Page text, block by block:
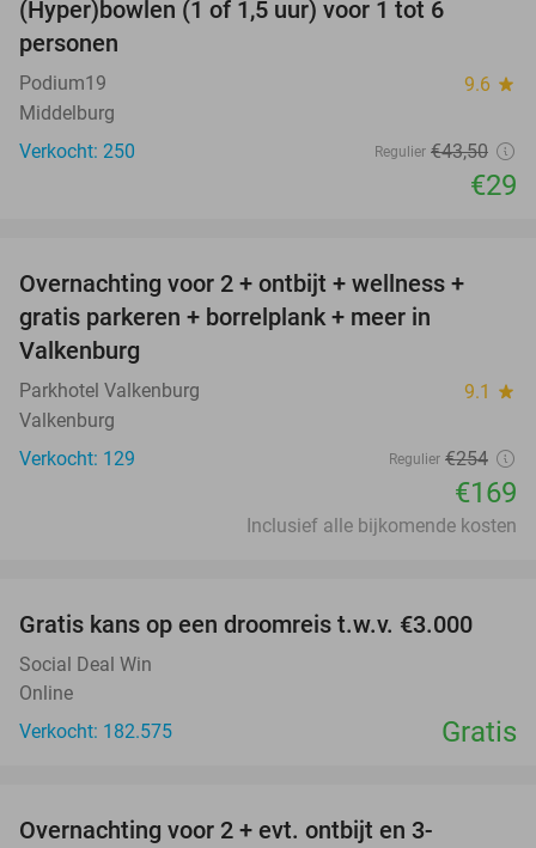
(Hyper)bowlen (1 of 1,5 uur) voor 1 tot 6
personen
Podium19 9.6 star
Middelburg
Verkocht: 250
Regulier €43,50
€29
33%
Overnachting voor 2 + ontbijt + wellness +
gratis parkeren + borrelplank + meer in
Valkenburg
Parkhotel Valkenburg 9.1 star
Valkenburg
Verkocht: 129
Regulier €254
€169
Inclusief alle bijkomende kosten
Gratis kans op een droomreis t.w.v. €3.000
Social Deal Win
Online
Verkocht: 182.575
Gratis
Overnachting voor 2 + evt. ontbijt en 3-